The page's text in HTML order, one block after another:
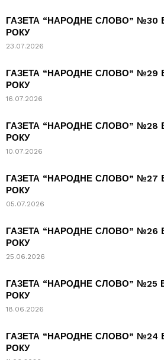
ГАЗЕТА “НАРОДНЕ СЛОВО” №30
РОКУ
23.07.2026
ГАЗЕТА “НАРОДНЕ СЛОВО” №29
РОКУ
16.07.2026
ГАЗЕТА “НАРОДНЕ СЛОВО” №28
РОКУ
10.07.2026
ГАЗЕТА “НАРОДНЕ СЛОВО” №27
РОКУ
05.07.2026
ГАЗЕТА “НАРОДНЕ СЛОВО” №26
РОКУ
25.06.2026
ГАЗЕТА “НАРОДНЕ СЛОВО” №25
РОКУ
18.06.2026
ГАЗЕТА “НАРОДНЕ СЛОВО” №24
РОКУ